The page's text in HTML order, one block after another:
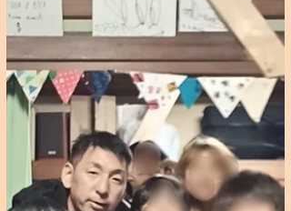
レートでお料理体験🍳【いちごハ
ウスに集まろう！】
令和6年度大田区地域力応援基金助成事業
「いちごハウスに集まろう！」プロジェク
ト 寺子屋🏠お料理体験が無事終了しまし
た😊 お勉強の様子😊 ツリーの飾りつけを
しました🎄 お昼ごはんは地元 鵜の木の
オーガニックレストラン『ランスアン』さ
んのお料理です😊...